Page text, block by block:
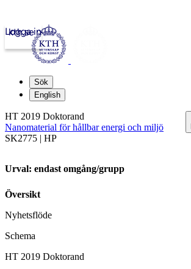
kth.se
Logga in
Sök
English
HT 2019 Doktorand
Nanomaterial för hållbar energi och miljö
SK2775 | HP
Urval: endast omgång/grupp
Översikt
Nyhetsflöde
Schema
HT 2019 Doktorand